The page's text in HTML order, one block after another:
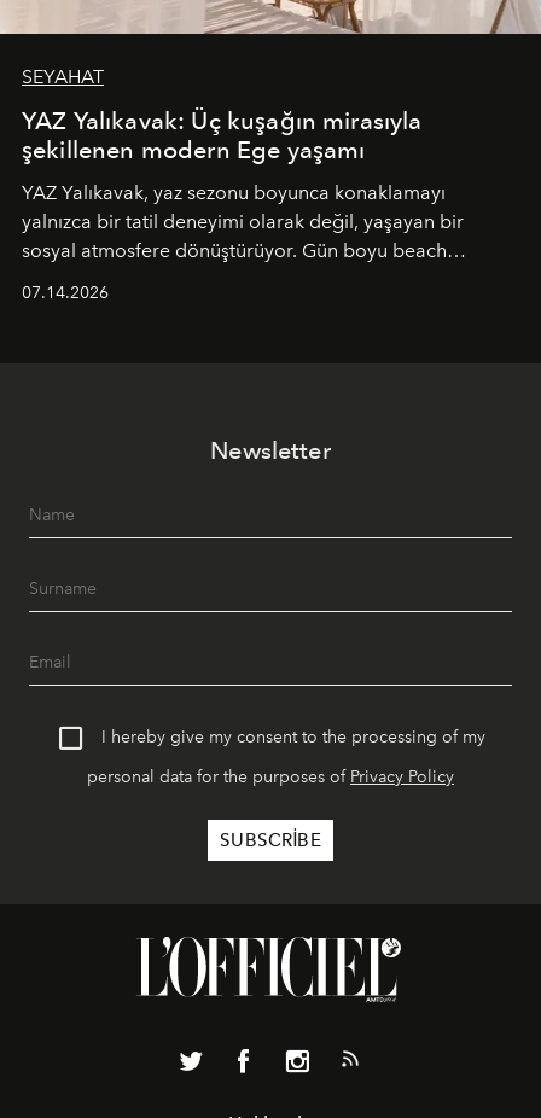
SEYAHAT
YAZ Yalıkavak: Üç kuşağın mirasıyla
şekillenen modern Ege yaşamı
YAZ Yalıkavak, yaz sezonu boyunca konaklamayı
yalnızca bir tatil deneyimi olarak değil, yaşayan bir
sosyal atmosfere dönüştürüyor. Gün boyu beach
geceye taşıyarak her hafta farklı bir deneyim sunuyor.
07.14.2026
Newsletter
I hereby give my consent to the processing of my
personal data for the purposes of Privacy Policy